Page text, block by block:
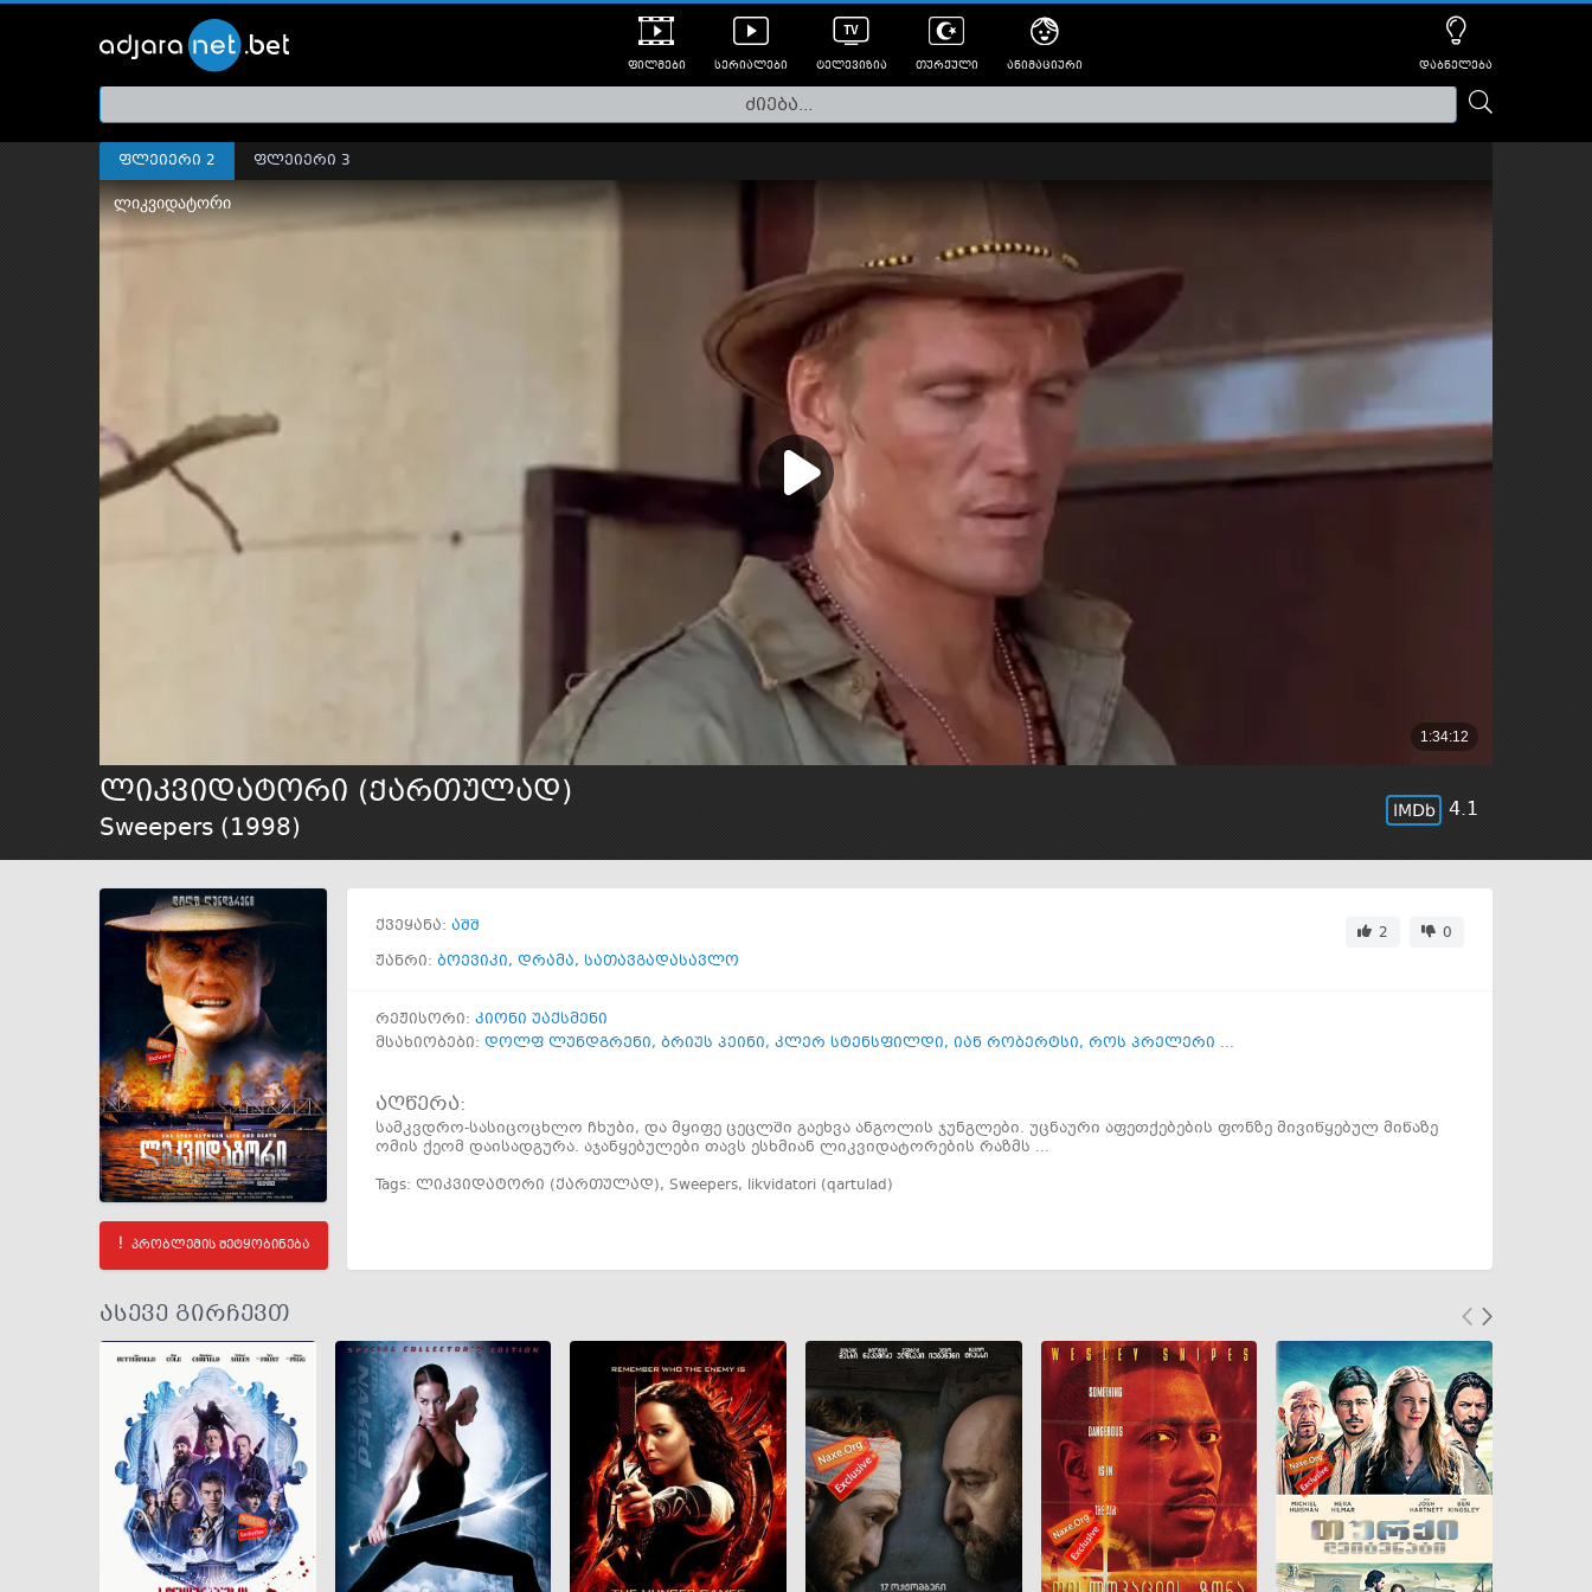
ფილმები
თრეილერები
სერიალები ტელევიზია თურქული ანიმაციური დაბნელება
ფლეიერი 2 ფლეიერი 3
ლიკვიდატორი (ქართულად)
Sweepers (1998)
4.1
პრობლემის შეტყობინება
ქვეყანა: აშშ 2
0
ჟანრი: ბოევიკი, დრამა, სათავგადასავლო
რეჟისორი: კიონი უაქსმენი
მსახიობები: დოლფ ლუნდგრენი, ბრიუს პეინი, კლერ სტენსფილდი, იან რობერტსი, როს პრელერი ...
აღწერა:
სამკვდრო-სასიცოცხლო ჩხუბი, და მყიფე ცეცლში გაეხვა ანგოლის ჯუნგლები. უცნაური აფეთქებების ფონზე მივიწყებულ მიწაზე
ომის ქეომ დაისადგურა. აჯანყებულები თავს ესხმიან ლიკვიდატორების რაზმს ...
Tags: ლიკვიდატორი (ქართულად), Sweepers, likvidatori (qartulad)
ასევე გირჩევთ